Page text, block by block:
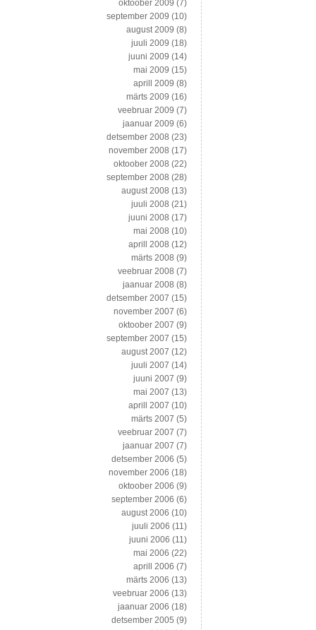
oktoober 2009 (7)
september 2009 (10)
august 2009 (8)
juuli 2009 (18)
juuni 2009 (14)
mai 2009 (15)
aprill 2009 (8)
märts 2009 (16)
veebruar 2009 (7)
jaanuar 2009 (6)
detsember 2008 (23)
november 2008 (17)
oktoober 2008 (22)
september 2008 (28)
august 2008 (13)
juuli 2008 (21)
juuni 2008 (17)
mai 2008 (10)
aprill 2008 (12)
märts 2008 (9)
veebruar 2008 (7)
jaanuar 2008 (8)
detsember 2007 (15)
november 2007 (6)
oktoober 2007 (9)
september 2007 (15)
august 2007 (12)
juuli 2007 (14)
juuni 2007 (9)
mai 2007 (13)
aprill 2007 (10)
märts 2007 (5)
veebruar 2007 (7)
jaanuar 2007 (7)
detsember 2006 (5)
november 2006 (18)
oktoober 2006 (9)
september 2006 (6)
august 2006 (10)
juuli 2006 (11)
juuni 2006 (11)
mai 2006 (22)
aprill 2006 (7)
märts 2006 (13)
veebruar 2006 (13)
jaanuar 2006 (18)
detsember 2005 (9)